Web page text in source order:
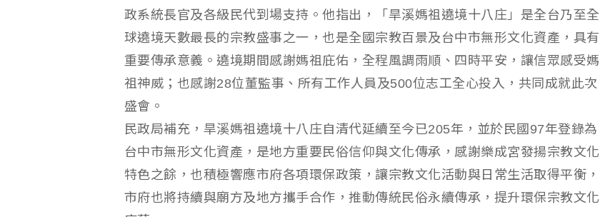
政系統長官及各級民代到場支持。他指出，「旱溪媽祖遶境十八庄」是全台乃至全
球遶境天數最長的宗教盛事之一，也是全國宗教百景及台中市無形文化資產，具有
重要傳承意義。遶境期間感謝媽祖庇佑，全程風調雨順、四時平安，讓信眾感受媽
祖神威；也感謝28位董監事、所有工作人員及500位志工全心投入，共同成就此次
盛會。
民政局補充，旱溪媽祖遶境十八庄自清代延續至今已205年，並於民國97年登錄為
台中市無形文化資產，是地方重要民俗信仰與文化傳承，感謝樂成宮發揚宗教文化
特色之餘，也積極響應市府各項環保政策，讓宗教文化活動與日常生活取得平衡，
市府也將持續與廟方及地方攜手合作，推動傳統民俗永續傳承，提升環保宗教文化